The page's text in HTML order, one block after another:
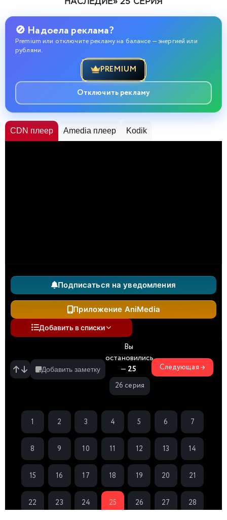
НАСЛЕДИЕ» 25 СЕРИЯ
🚫 Надоела реклама?
Premium или отключите рекламу на балансе — энергией или
рублями.
PREMIUM
Отключить рекламу
CDN плеер Amedia плеер Kodik
Подписаться на уведомления
Приложение AniMedia
Добавить в списки
Добавить заметку
Вы
остановились
— 25
26 серия
Следующая →
1 2 3 4 5 6 7
8 9 10 11 12 13 14
15 16 17 18 19 20 21
22 23 24 25 26 27 28